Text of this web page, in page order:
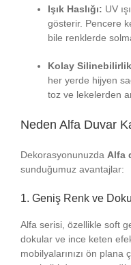
Işık Haslığı: UV
gösterir. Pencere
bile renklerde
Kolay
her yerde hijyen
toz ve lekelerden
Neden Alfa Duvar
Dekorasyonunuzda Alfa
sunduğumuz avantajlar:
1. Geniş Renk ve
Alfa serisi, özellikle soft
dokular ve ince keten
mobilyalarınızı ön plana